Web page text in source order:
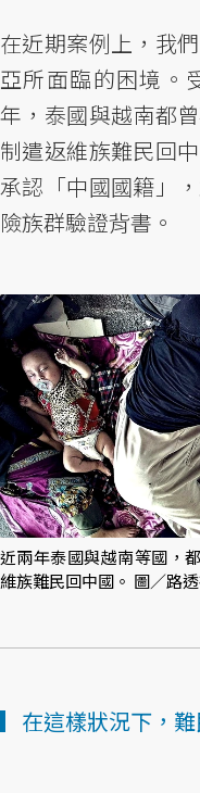
在近期案例上，我
亞所面臨的困境。
年，泰國與越南都
制遣返維族難民回
承認「中國國籍」
險族群驗證背書。
近兩年泰國與越南等國，
維族難民回中國。 圖／路
▎在這樣狀況下，難